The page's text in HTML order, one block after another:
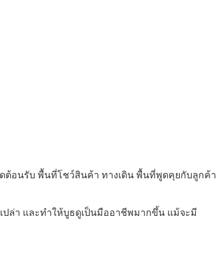
ต้อนรับ พื้นที่โชว์สินค้า ทางเดิน พื้นที่พูดคุยกับลูกค้า
ปล่า และทำให้บูธดูเป็นมืออาชีพมากขึ้น แม้จะมี